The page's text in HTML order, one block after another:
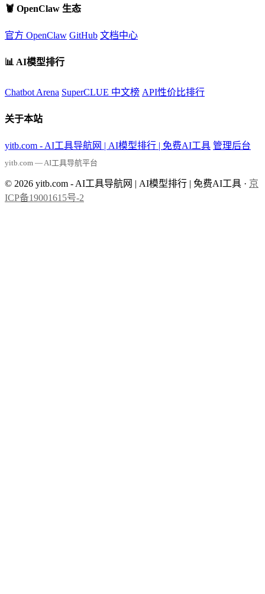
🦞 OpenClaw 生态
官方 OpenClaw GitHub 文档中心
📊 AI模型排行
Chatbot Arena SuperCLUE 中文榜 API性价比排行
关于本站
yitb.com - AI工具导航网 | AI模型排行 | 免费AI工具 管理后台
yitb.com — AI工具导航平台
© 2026 yitb.com - AI工具导航网 | AI模型排行 | 免费AI工具 · 京
ICP备19001615号-2